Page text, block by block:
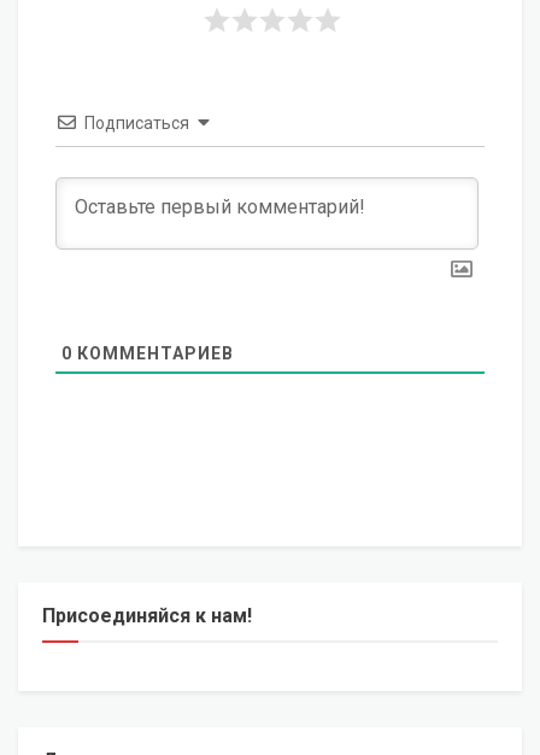
Подписаться
0 КОММЕНТАРИЕВ
Присоединяйся к нам!